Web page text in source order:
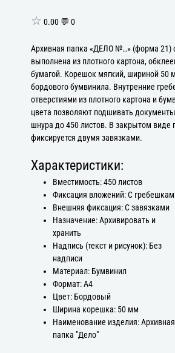
☆ 0.00 💬 0
Архивная папка «ДЕЛО №…» (форма 21)
выполнена из плотного картона,
бумагой. Корешок мягкий, шириной 50
бордового бумвинила. Внутренние
отверстиями из плотного картона и
цвета позволяют подшивать
шнура до 450 листов. В закрытом виде
фиксируется двумя завязками.
Характеристики:
Вместимость: 450 листов
Фиксация вложений: С
Внешняя фиксация: С завязками
Назначение: Архивировать и
хранить
Надпись (текст и рисунок): Без
надписи
Материал: Бумвинил
Формат: А4
Цвет: Бордовый
Ширина корешка: 50 мм
Наименование изделия: Архивная
папка "Дело"